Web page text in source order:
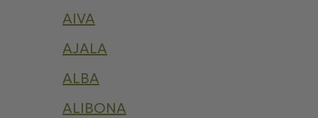
AIVA
AJALA
ALBA
ALIBONA